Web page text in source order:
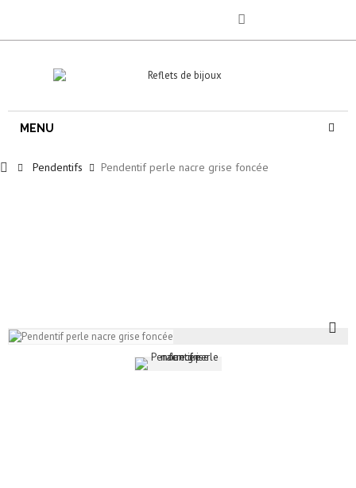
MENU
Pendentifs Pendentif perle nacre grise foncée